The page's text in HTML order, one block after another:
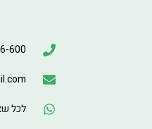
1-800-
לכל